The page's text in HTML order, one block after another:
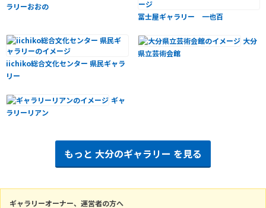
ラリーおおの
冨士屋ギャラリー 一也百
iichiko総合文化センター 県民ギャラ
リー
大分
県立芸術会館
ギャ
ラリーリアン
もっと 大分のギャラリー を見る
ギャラリーオーナー、運営者の方へ